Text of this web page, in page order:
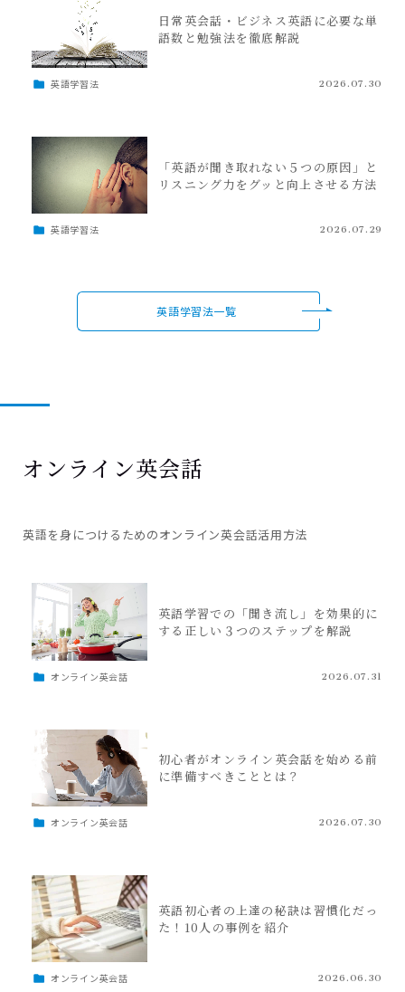
英語学習法一覧
日常英会話・ビジネス英語に必要な単
語数と勉強法を徹底解説
英語学習法 2026.07.30
「英語が聞き取れない５つの原因」と
リスニング力をグッと向上させる方法
英語学習法 2026.07.29
オンライン英会話
英語を身につけるためのオンライン英会話活用方法
英語学習での「聞き流し」を効果的に
する正しい３つのステップを解説
オンライン英会話 2026.07.31
初心者がオンライン英会話を始める前
に準備すべきこととは？
オンライン英会話 2026.07.30
英語初心者の上達の秘訣は習慣化だっ
た！10人の事例を紹介
オンライン英会話 2026.06.30